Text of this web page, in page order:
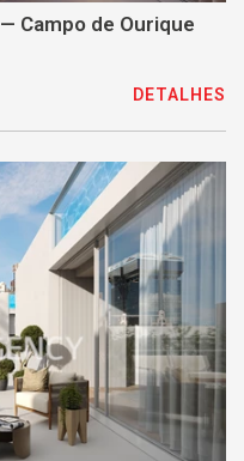
Campo de Ourique
DETALHES